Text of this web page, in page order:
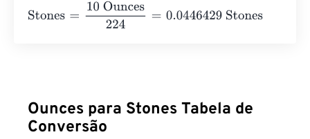
Stones
10 Ounces224= 0.0446429 Stones
Ounces para Stones Tabela de
Conversão